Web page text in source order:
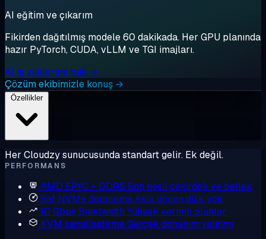
AI eğitim ve çıkarım
Fikirden dağıtılmış modele 60 dakikada. Her GPU planında
hazır PyTorch, CUDA, vLLM ve TGI imajları.
AI iş yüklerine bak →
Çözüm ekibimizle konuş →
Özellikler
Her Cloudzy sunucusunda standart gelir. Ek değil.
PERFORMANS
AMD EPYC + DDR5 Son nesil çekirdek ve bellek
Saf NVMe depolamaAsla dönen disk yok
10 Gbps Bandwidth Yüksek verimli planlar
KVM sanallaştırmaGerçek donanım yalıtımı